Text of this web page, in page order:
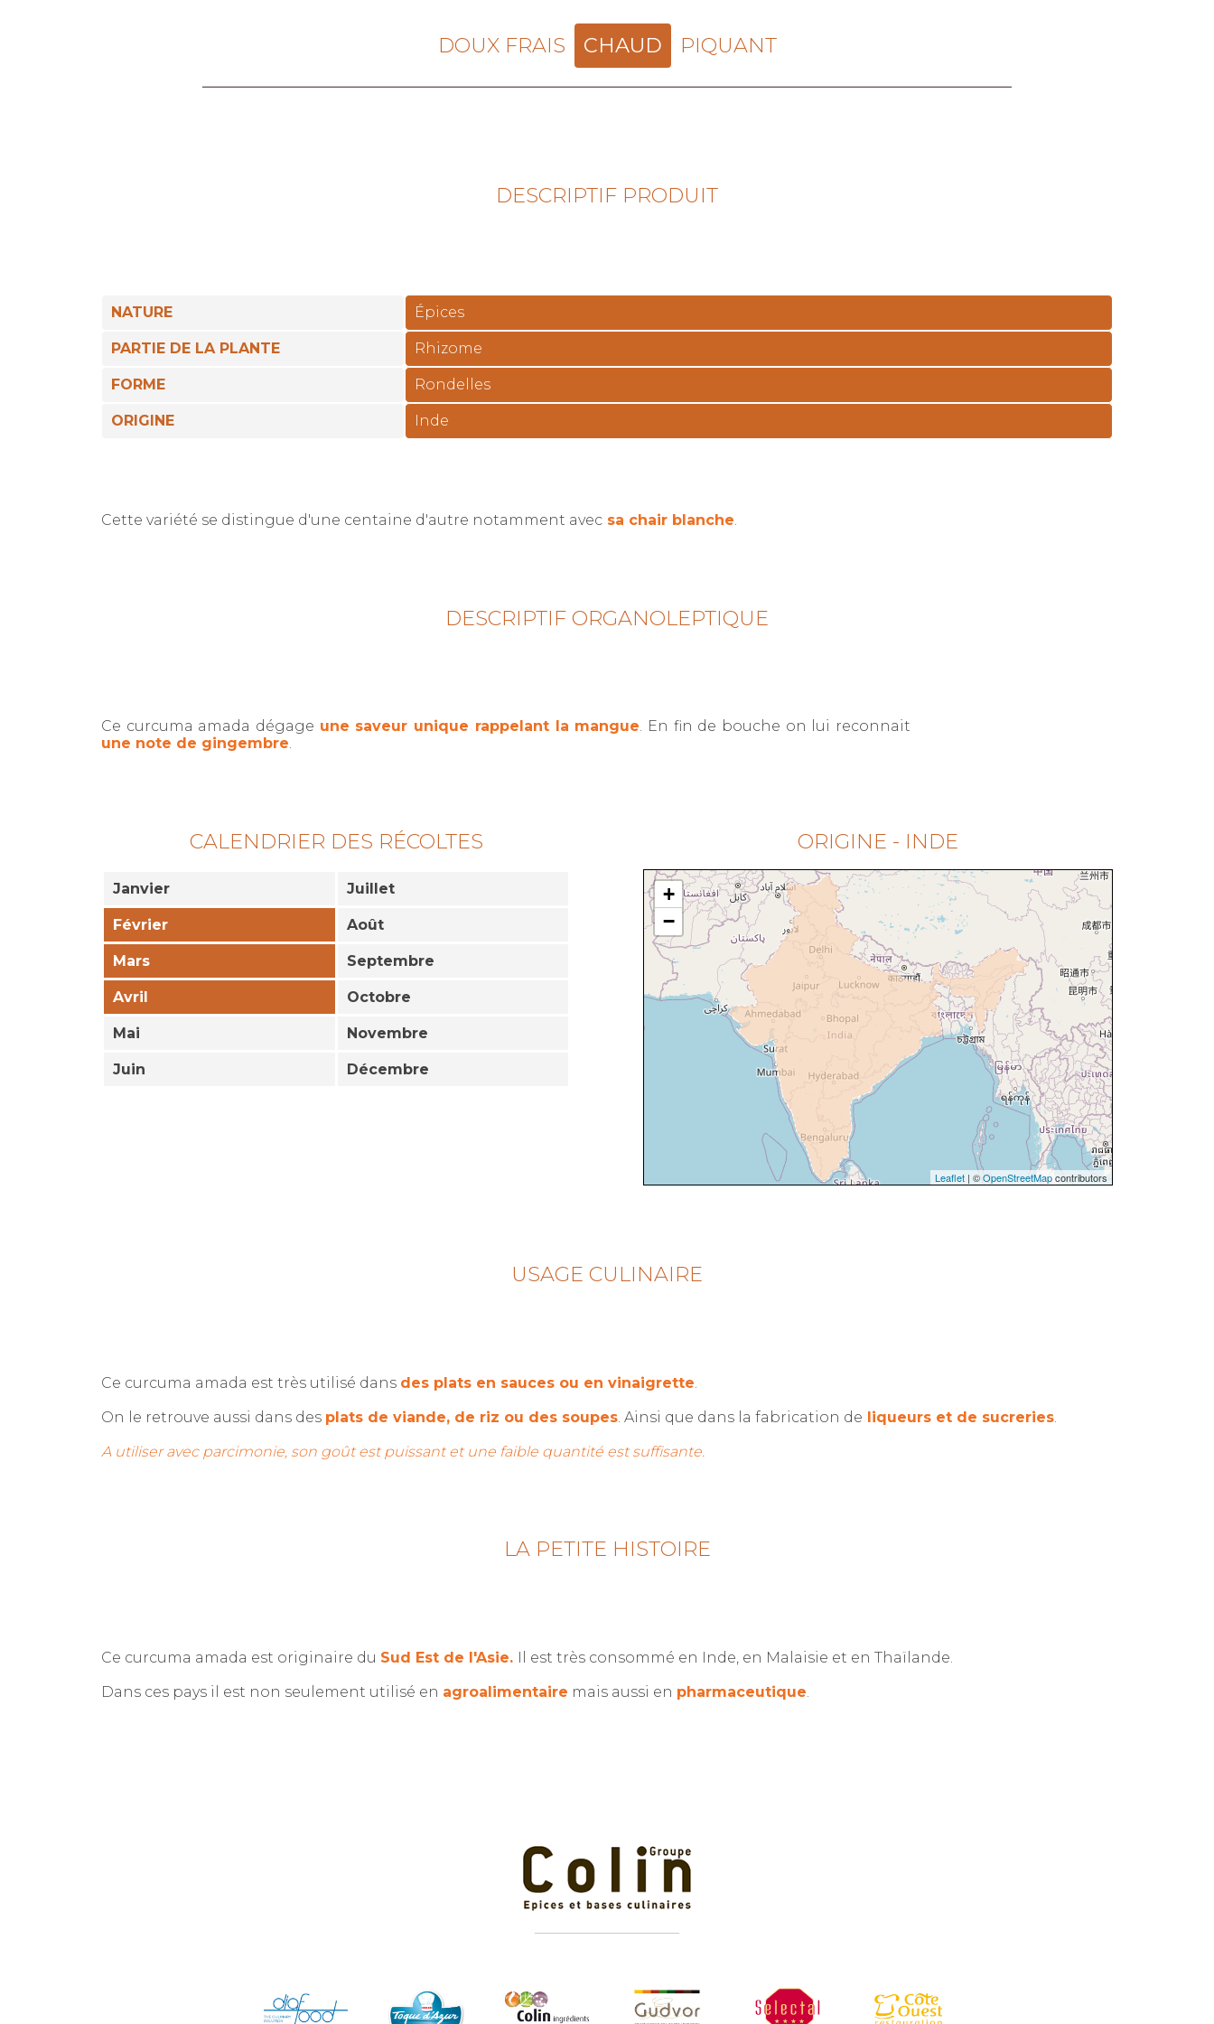
DOUX FRAIS CHAUD PIQUANT
DESCRIPTIF PRODUIT
NATURE Épices
PARTIE DE LA PLANTE Rhizome
FORME Rondelles
ORIGINE Inde
Cette variété se distingue d'une centaine d'autre notamment avec sa chair blanche.
DESCRIPTIF ORGANOLEPTIQUE
Ce curcuma amada dégage une saveur unique rappelant la mangue. En fin de bouche on lui reconnait
une note de gingembre.
CALENDRIER DES RÉCOLTES
Janvier Juillet
Février Août
Mars Septembre
Avril Octobre
Mai Novembre
Juin Décembre
ORIGINE - INDE
+
−
Leaflet | ©OpenStreetMapcontributors
USAGE CULINAIRE
Ce curcuma amada est très utilisé dans des plats en sauces ou en vinaigrette
On le retrouve aussi dans des plats de viande, de riz ou des soupes . Ainsi que dans la fabrication de liqueurs et de sucreries
A utiliser avec parcimonie, son goût est puissant et une faible quantité est suffisante.
LA PETITE HISTOIRE
Ce curcuma amada est originaire du Sud Est de l'Asie. Il est très consommé en Inde, en Malaisie et en Thaïlande.
Dans ces pays il est non seulement utilisé en agroalimentaire mais aussi en pharmaceutique.